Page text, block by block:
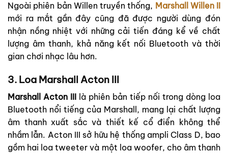
Ngoài phiên bản Willen truyền thống, Marshall Willen II
mới ra mắt gần đây cũng đã được người dùng đón
nhận nồng nhiệt với những cải tiến đáng kể về chất
lượng âm thanh, khả năng kết nối Bluetooth và thời
gian chơi nhạc lâu hơn.
3. Loa Marshall Acton III
Marshall Acton III là phiên bản tiếp nối trong dòng loa
Bluetooth nổi tiếng của Marshall, mang lại chất lượng
âm thanh xuất sắc và thiết kế cổ điển không thể
nhầm lẫn. Acton III sở hữu hệ thống ampli Class D, bao
gồm hai loa tweeter và một loa woofer, cho âm thanh